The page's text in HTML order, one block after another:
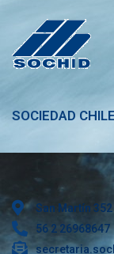
SOCIEDAD
San Martín
56 2 26968647